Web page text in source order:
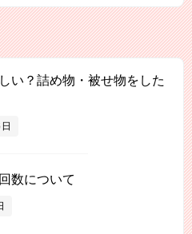
い？詰め物・被せ物をした
数について